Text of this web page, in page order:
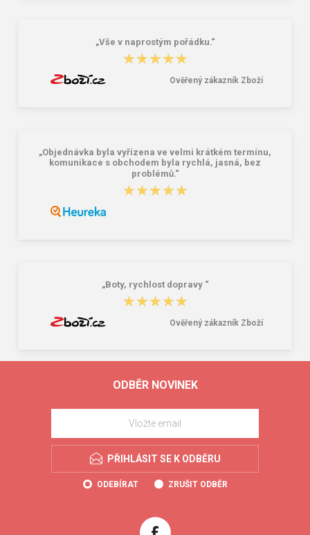
„Vše v naprostým pořádku.“
★★★★★
★★★★★
Ověřený zákazník Zboží
„Objednávka byla vyřízena ve velmi krátkém termínu,
komunikace s obchodem byla rychlá, jasná, bez
problémů.“
★★★★★
★★★★★
„Boty, rychlost dopravy “
★★★★★
★★★★★
Ověřený zákazník Zboží
ODBĚR NOVINEK
PŘIHLÁSIT SE K ODBĚRU
ODEBÍRAT ZRUŠIT ODBĚR